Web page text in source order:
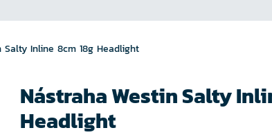
Salty Inline 8cm 18g Headlight
Nástraha Westin Salty
Headlight